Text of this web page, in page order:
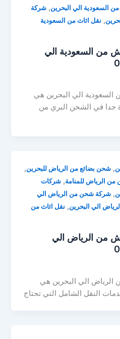
السعودية الي البحرين,شركة
, نقل اثاث من السعودية
السعودية الي
الي البحرين هي
جدا في الشحن البري من
,شحن بضائع من الرياض للبحرين,
الرياض للمنامة,شركات
,شركة شحن من الرياض الي
الي البحرين, نقل اثاث من
من الرياض الي
الي البحرين هي
النقل الشامل التي تحتاج